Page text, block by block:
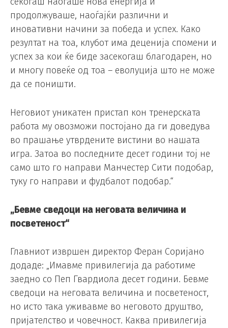
продолжуваше, наоѓајќи различни и
иновативни начини за победа и успех. Како
резултат на тоа, клубот има деценија спомени и
успех за кои ќе биде засекогаш благодарен, но
и многу повеќе од тоа – еволуција што не може
да се поништи.
Неговиот уникатен пристап кон тренерската
работа му овозможи постојано да ги доведува
во прашање утврдените вистини во нашата
игра. Затоа во последните десет години тој не
само што го направи Манчестер Сити подобар,
туку го направи и фудбалот подобар.“
„Бевме сведоци на неговата величина и
посветеност“
Главниот извршен директор Феран Соријано
додаде: „Имавме привилегија да работиме
заедно со Пеп Гвардиола десет години. Бевме
сведоци на неговата величина и посветеност,
но исто така уживавме во неговото друштво,
пријателство и човечност. Каква привилегија